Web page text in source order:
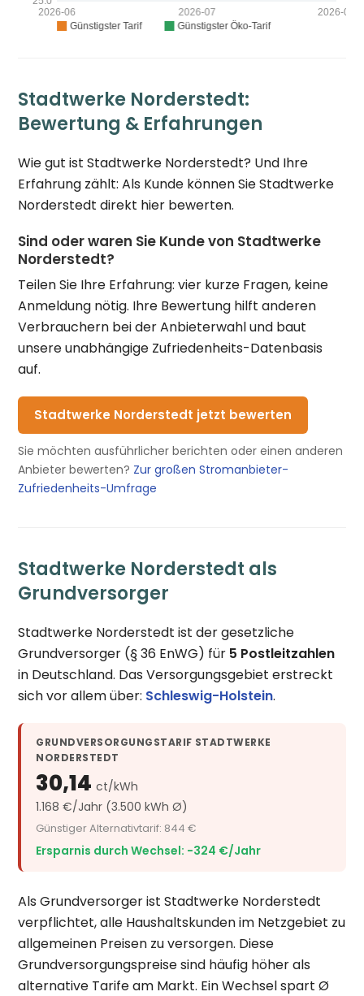
Stadtwerke Norderstedt:
Bewertung & Erfahrungen
Wie gut ist Stadtwerke Norderstedt? Und Ihre
Erfahrung zählt: Als Kunde können Sie Stadtwerke
Norderstedt direkt hier bewerten.
Sind oder waren Sie Kunde von Stadtwerke
Norderstedt?
Teilen Sie Ihre Erfahrung: vier kurze Fragen, keine
Anmeldung nötig. Ihre Bewertung hilft anderen
Verbrauchern bei der Anbieterwahl und baut
unsere unabhängige Zufriedenheits-Datenbasis
auf.
Stadtwerke Norderstedt jetzt bewerten
Sie möchten ausführlicher berichten oder einen anderen
Anbieter bewerten? Zur großen Stromanbieter-
Zufriedenheits-Umfrage
Stadtwerke Norderstedt als
Grundversorger
Stadtwerke Norderstedt ist der gesetzliche
Grundversorger (§ 36 EnWG) für 5 Postleitzahlen
in Deutschland. Das Versorgungsgebiet erstreckt
sich vor allem über: Schleswig-Holstein.
GRUNDVERSORGUNGSTARIF STADTWERKE
NORDERSTEDT
30,14ct/kWh
1.168 €/Jahr (3.500 kWh Ø)
Günstiger Alternativtarif: 844 €
Ersparnis durch Wechsel: −324 €/Jahr
Als Grundversorger ist Stadtwerke Norderstedt
verpflichtet, alle Haushaltskunden im Netzgebiet zu
allgemeinen Preisen zu versorgen. Diese
Grundversorgungspreise sind häufig höher als
alternative Tarife am Markt. Ein Wechsel spart Ø